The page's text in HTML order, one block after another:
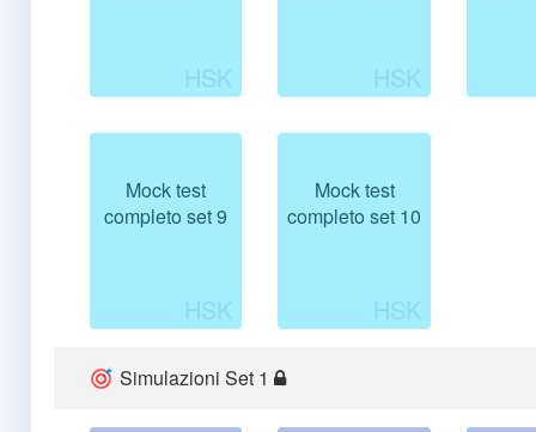
Mock test
completo set 9
Mock test
completo set 10
Simulazioni Set 1